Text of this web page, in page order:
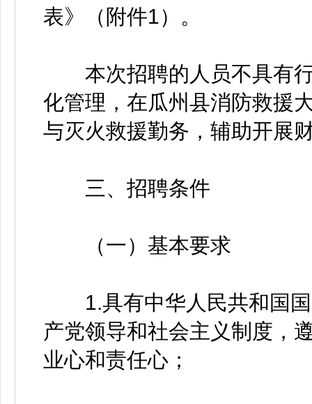
表》（附件1）。
本次招聘的人员不具有行
化管理，在瓜州县消防救援
与灭火救援勤务，辅助开展
三、招聘条件
（一）基本要求
1.具有中华人民共和国国
产党领导和社会主义制度，
业心和责任心；